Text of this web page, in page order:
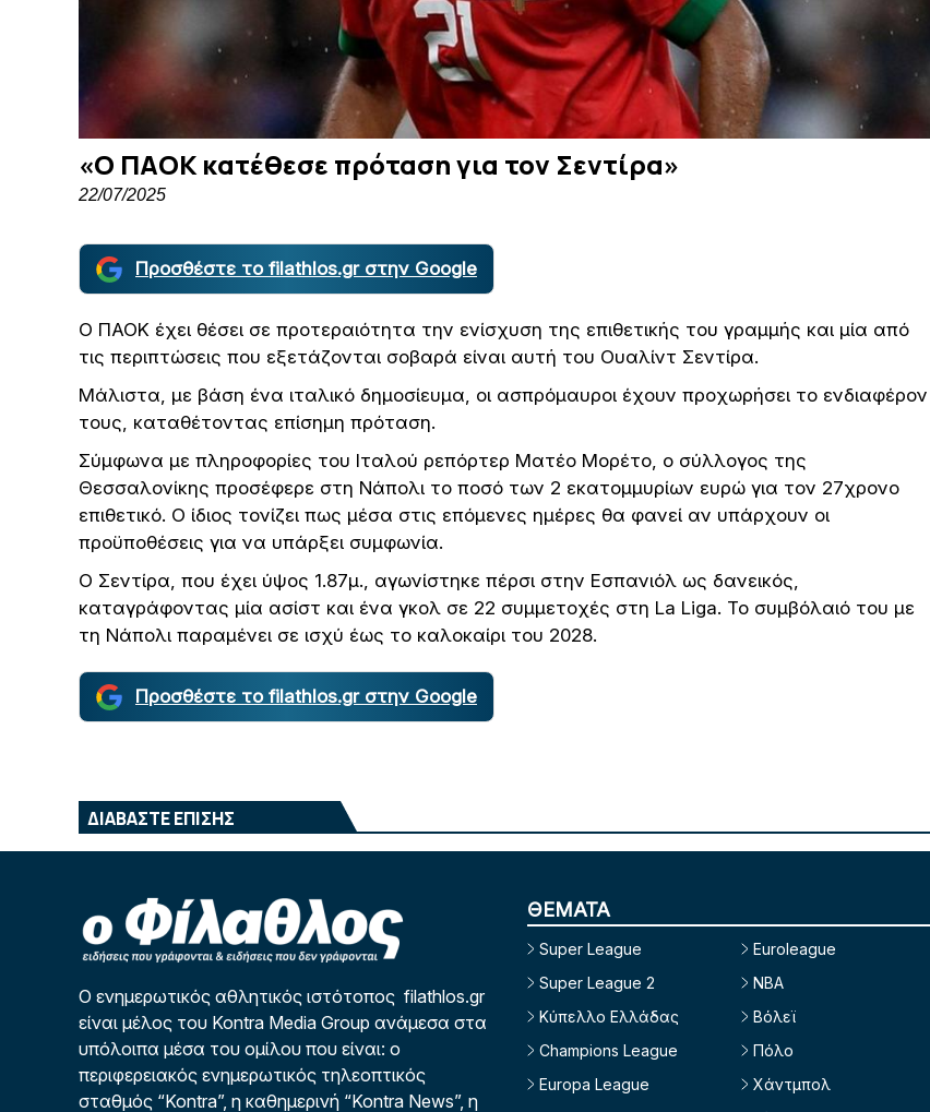
«Ο ΠΑΟΚ κατέθεσε πρόταση για τον Σεντίρα»
22/07/2025
Προσθέστε το filathlos.gr στην Google
Ο ΠΑΟΚ έχει θέσει σε προτεραιότητα την ενίσχυση της επιθετικής του γραμμής και μία από
τις περιπτώσεις που εξετάζονται σοβαρά είναι αυτή του Ουαλίντ Σεντίρα.
Μάλιστα, με βάση ένα ιταλικό δημοσίευμα, οι ασπρόμαυροι έχουν προχωρήσει το ενδιαφέρον
τους, καταθέτοντας επίσημη πρόταση.
Σύμφωνα με πληροφορίες του Ιταλού ρεπόρτερ Ματέο Μορέτο, ο σύλλογος της
Θεσσαλονίκης προσέφερε στη Νάπολι το ποσό των 2 εκατομμυρίων ευρώ για τον 27χρονο
επιθετικό. Ο ίδιος τονίζει πως μέσα στις επόμενες ημέρες θα φανεί αν υπάρχουν οι
προϋποθέσεις για να υπάρξει συμφωνία.
Ο Σεντίρα, που έχει ύψος 1.87μ., αγωνίστηκε πέρσι στην Εσπανιόλ ως δανεικός,
καταγράφοντας μία ασίστ και ένα γκολ σε 22 συμμετοχές στη La Liga. Το συμβόλαιό του με
τη Νάπολι παραμένει σε ισχύ έως το καλοκαίρι του 2028.
Προσθέστε το filathlos.gr στην Google
ΔΙΑΒΑΣΤΕ ΕΠΙΣΗΣ
Ο ενημερωτικός αθλητικός ιστότοπος filathlos.gr
είναι μέλος του Kontra Media Group ανάμεσα στα
υπόλοιπα μέσα του ομίλου που είναι: ο
περιφερειακός ενημερωτικός τηλεοπτικός
σταθμός “Kontra”, η καθημερινή “Kontra News”, η
ΘΕΜΑΤΑ
Super League
Super League 2
Κύπελλο Ελλάδας
Champions League
Europa League
Euroleague
NBA
Βόλεϊ
Πόλο
Χάντμπολ